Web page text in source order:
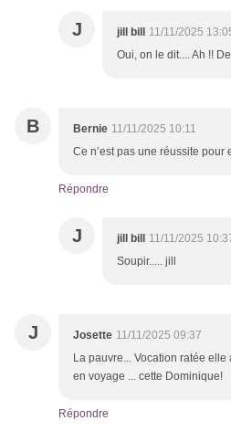
J jill bill
11/11/2025
Oui, on le dit.... Ah !!
B Bernie 11/11/2025 10:11
Ce n’est pas une réussite pour
Répondre
J jill bill
11/11/2025
Soupir..... jill
J Josette 11/11/2025 09:37
La pauvre... Vocation ratée
en voyage ... cette Dominique!
Répondre